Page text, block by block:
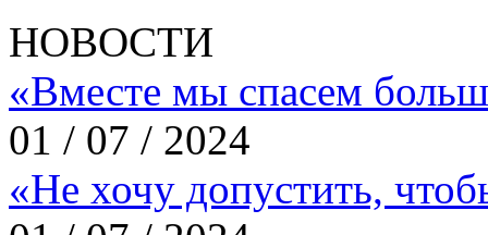
НОВОСТИ
«Вместе мы спасем
01 / 07 / 2024
«Не хочу допустить,